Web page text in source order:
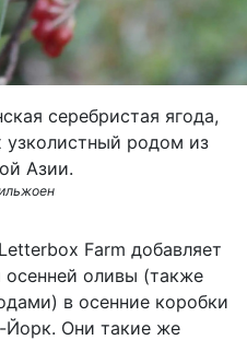
серебристая ягода,
родом из
Азии.
Letterbox Farm добавляет
оливы (также
в осенние коробки
Йорк. Они такие же